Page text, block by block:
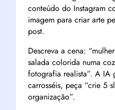
conteúdo do Instagram
imagem para criar arte
post.
Descreva a cena:
salada colorida numa
fotografia realista”. A IA
carrosséis, peça “crie 5
organização”.